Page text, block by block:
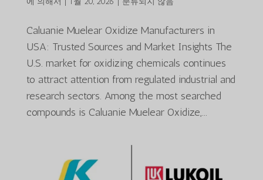
Caluanie Muelear Oxidize Manufacturers in
USA: Trusted Sources and Market Insights The
U.S. market for oxidizing chemicals continues
to attract attention from regulated industrial and
research sectors. Among the most searched
compounds is Caluanie Muelear Oxidize,...